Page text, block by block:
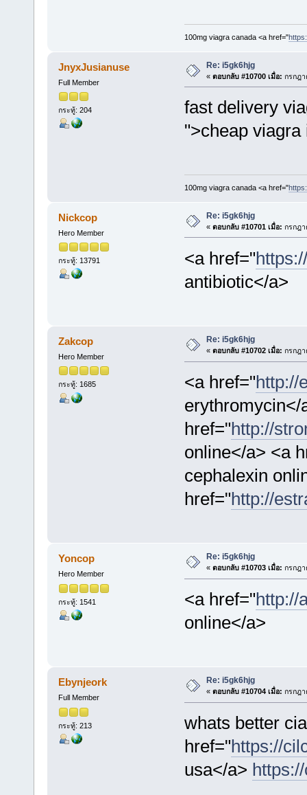
100mg viagra canada <a href="
JnyxJusianuse
Full Member
กระทู้: 204
Re: i5gk6hjg
« ตอบกลับ #10700 เมื่อ: กรกฎา
fast delivery
">cheap
100mg viagra canada <a href="
Nickcop
Hero Member
กระทู้: 13791
Re: i5gk6hjg
« ตอบกลับ #10701 เมื่อ: กรกฎา
<a href="
antibiotic</a>
Zakcop
Hero Member
กระทู้: 1685
Re: i5gk6hjg
« ตอบกลับ #10702 เมื่อ: กรกฎา
<a href="http://
erythromycin</
href="http://
online</a> <a
cephalexin
href="http://
Yoncop
Hero Member
กระทู้: 1541
Re: i5gk6hjg
« ตอบกลับ #10703 เมื่อ: กรกฎา
<a href="http://
online</a>
Ebynjeork
Full Member
กระทู้: 213
Re: i5gk6hjg
« ตอบกลับ #10704 เมื่อ: กรกฎา
whats better
href="https://
usa</a>